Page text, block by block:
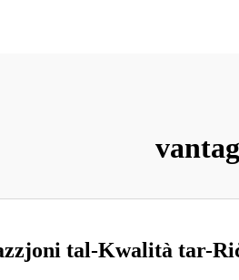
tal-Kwalità tar-